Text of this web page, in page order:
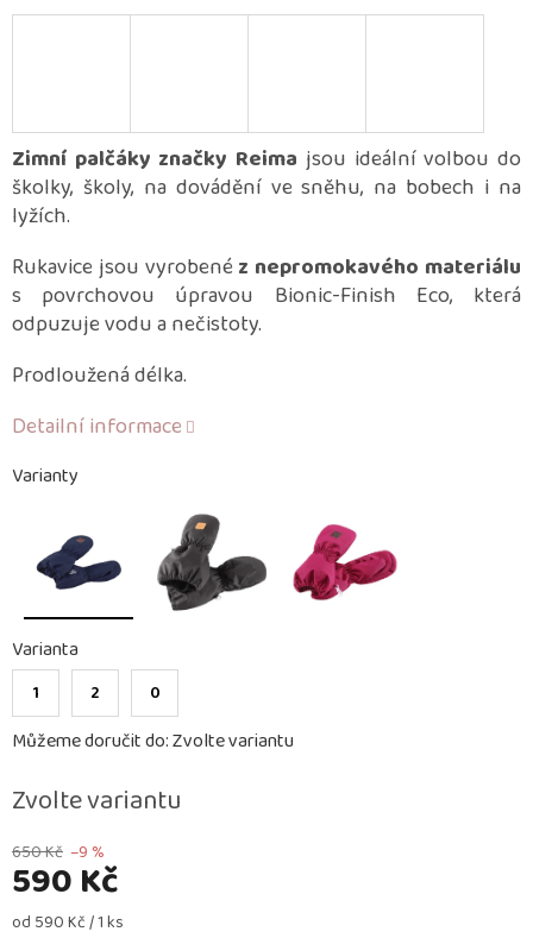
650 Kč –9 %
590 Kč
Měrná
od 590 Kč / 1 ks
Zvolte variantu
Varianty
Varianta
1 2 0
Můžeme doručit do:Zvolte variantu
Zimní palčáky značky Reima jsou ideální volbou do
školky, školy, na dovádění ve sněhu, na bobech i na
lyžích.
Rukavice jsou vyrobené z nepromokavého materiálu
s povrchovou úpravou Bionic-Finish Eco, která
odpuzuje vodu a nečistoty.
Prodloužená délka.
Detailní informace